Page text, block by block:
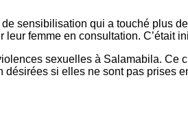
sensibilisation qui a touché plus
femme en consultation.
sexuelles à Salamabila.
si elles ne sont pas prises